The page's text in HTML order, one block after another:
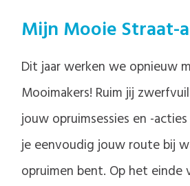
Mijn Mooie Straat-
Dit jaar werken we opnieuw
Mooimakers! Ruim jij
jouw opruimsessies en -
je eenvoudig jouw route bij
opruimen bent. Op het einde